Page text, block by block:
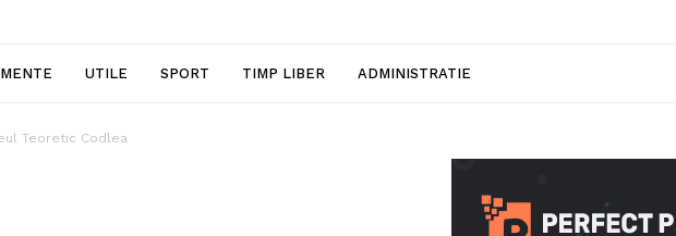
UTILE SPORT TIMP LIBER ADMINISTRATIE
Teoretic Codlea